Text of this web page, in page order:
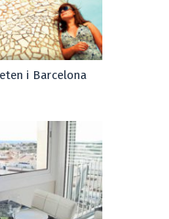
i Barcelona